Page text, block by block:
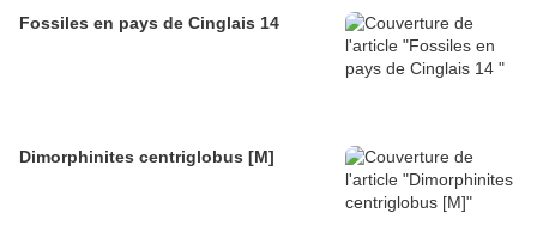
Fossiles en pays de Cinglais 14
Dimorphinites centriglobus [M]